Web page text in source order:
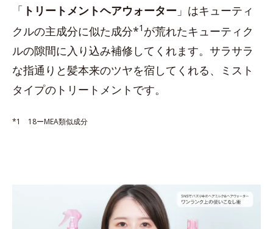
「 トリートメントヘアウォーター 」はキューティ
クルの主成分に似た成分*1 が荒れたキューティク
ルの隙間に入り込み補修してくれます。サラサラ
な指通りと髪本来のツヤを宿してくれる、ミスト
タイプのトリートメントです。
*1 18ーMEA類似成分